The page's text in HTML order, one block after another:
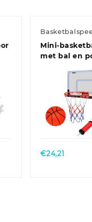
Mini-
met bal en
Quick
€24,21